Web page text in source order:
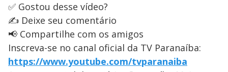
✅ Gostou desse vídeo?
✍️ Deixe seu comentário
📢 Compartilhe com os amigos
Inscreva-se no canal oficial da TV Paranaíba:
https://www.youtube.com/tvparanaiba